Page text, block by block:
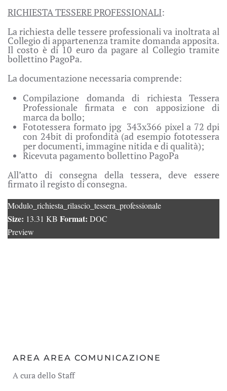
RICHIESTA TESSERE PROFESSIONALI:
La richiesta delle tessere professionali va inoltrata al
Collegio di appartenenza tramite domanda apposita.
Il costo è di 10 euro da pagare al Collegio tramite
bollettino PagoPa.
La documentazione necessaria comprende:
Compilazione domanda di richiesta Tessera
Professionale firmata e con apposizione di
marca da bollo;
Fototessera formato jpg 343x366 pixel a 72 dpi
con 24bit di profondità (ad esempio fototessera
per documenti, immagine nitida e di qualità);
Ricevuta pagamento bollettino PagoPa
All’atto di consegna della tessera, deve essere
firmato il registo di consegna.
Modulo_richiesta_rilascio_tessera_professionale
Size: 13.31 KB Format: DOC
Preview
AREA AREA COMUNICAZIONE
A cura dello Staff